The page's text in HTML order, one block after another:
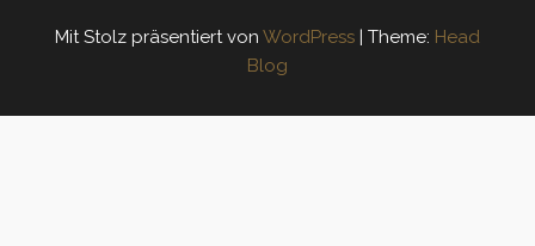
Mit Stolz präsentiert von WordPress | Theme: Head
Blog